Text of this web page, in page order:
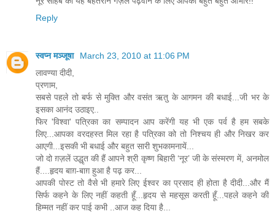
Reply
स्वप्न मञ्जूषा
March 23, 2010 at 11:06 PM
लावण्या दीदी,
प्रणाम,
सबसे पहले तो बर्फ से मुक्ति और वसंत ऋतु के आगमन की बधाई...जी भर के
इसका आनंद उठाइए..
फिर 'विश्वा' पत्रिका का सम्पादन आप करेंगी यह भी एक पर्व है हम सबके
लिए...आपका वरदहस्त मिल रहा है पत्रिका को तो निश्चय ही और निखर कर
आएगी...इसकी भी बधाई और बहुत सारी शुभकामनायें...
जो दो ग़ज़लें उद्धृत की हैं आपने श्री कृष्‍ण बिहारी ‘नूर’ जी के संस्मरण में, अनमोल
हैं....हृदय बाग़-बाग़ हुआ है पढ़ कर...
आपकी पोस्ट तो वैसे भी हमारे लिए ईश्वर का प्रसाद ही होता है दीदी...और मैं
सिर्फ कहने के लिए नहीं कहती हूँ...हृदय से महसूस करती हूँ...पहले कहने की
हिम्मत नहीं कर पाई कभी ..आज कह दिया है...